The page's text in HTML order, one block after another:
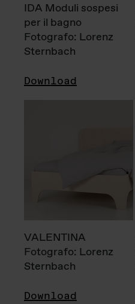
IDA Moduli sospesi
per il bagno
Fotografo: Lorenz
Sternbach
Download
VALENTINA
Fotografo: Lorenz
Sternbach
Download